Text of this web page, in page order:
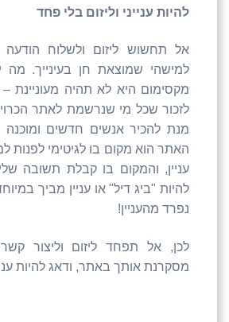
להיות ענייני וליזום בלי פחד
אל תחשוש ליזום ולשלוח
למישהי שמוצאת חן בעינייך.
מקסימום היא לא תהיה מעוניינת
לזכור שכל מי שנרשמת לאתר
מנת להכיר אנשים חדשים ומוכנה
האתר הוא מקום בו לגיטימי לפנות
עניין, והמקום בו קבלת תשובה
להיות "ביג דיל" או עניין מביך
נפרד מהעניין!
לכן, אל תפחד ליזום וליצור
מסקרנת אותך באתר, ודאג להיות